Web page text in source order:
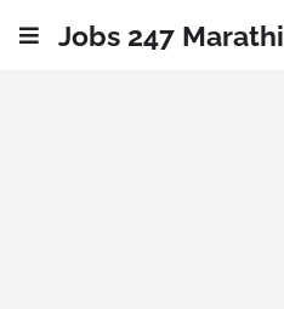
Jobs 247 Marathi